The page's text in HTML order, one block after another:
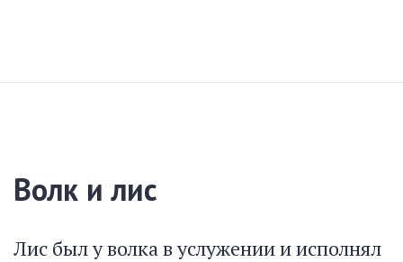
Волк и лис
Лис был у волка в услужении и исполнял